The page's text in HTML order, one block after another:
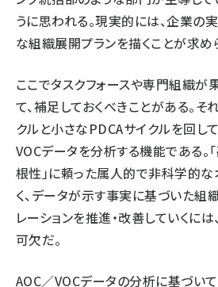
うに思われる。現実的には、企業の
な組織展開プランを描くことが求め
ここでタスクフォースや専門組織が
て、補足しておくべきことがある。そ
クルと小さなPDCAサイクルを回し
VOCデータを分析する機能である。
根性」に頼った属人的で非科学的な
く、データが示す事実に基づいた
レーションを推進・改善していくには
可欠だ。
AOC／VOCデータの分析に基づい